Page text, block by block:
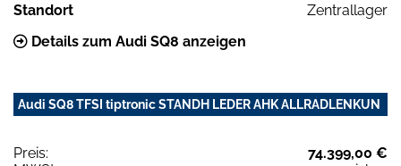
Standort
Zentrallager
Details zum Audi SQ8 anzeigen
Audi SQ8 TFSI tiptronic STANDH LEDER AHK ALLRADLENKUN
Preis:
74.399,00 €